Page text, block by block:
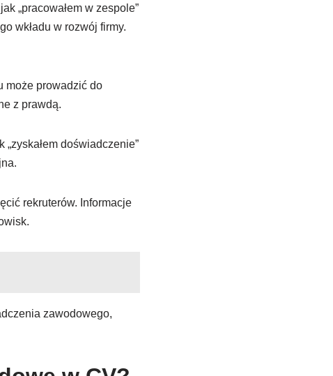
„pracowałem w zespole”
wkładu w rozwój firmy.
może prowadzić do
z prawdą.
doświadczenie”
rekruterów. Informacje
zawodowego,